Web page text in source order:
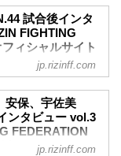
ル一覧
体 アーカイブ
他
ューを公開！
原正徳 試合後イン
ったなっていうの
感想をお聞かせいた
わったなっていうの
試合後インタ
FIGHTING
ィシャルサイト
たまスーパーアリー
ューを公開！
平 試合後インタビュ
jp.rizinff.com
安保、宇佐美
ンタビュー vol.3
FEDERATION
jp.rizinff.com